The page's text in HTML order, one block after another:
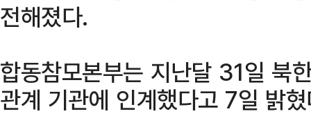
전해졌다.
합동참모본부는 지난달 31일 북
관계 기관에 인계했다고 7일 밝